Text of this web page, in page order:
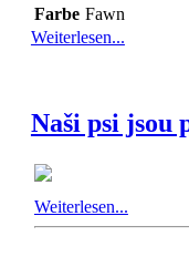
Farbe Fawn
Weiterlesen...
Naši psi jsou
Weiterlesen...